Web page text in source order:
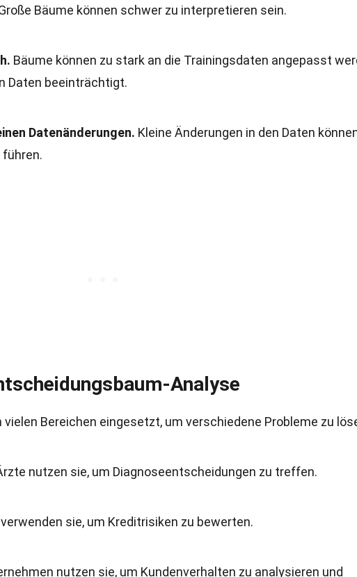
Bäume können schwer zu interpretieren sein.
Bäume können zu stark an die Trainingsdaten angepasst
Daten beeinträchtigt.
Datenänderungen. Kleine Änderungen in den Daten
führen.
Analyse
Bereichen eingesetzt, um verschiedene Probleme zu
nutzen sie, um Diagnoseentscheidungen zu treffen.
sie, um Kreditrisiken zu bewerten.
nutzen sie, um Kundenverhalten zu analysieren und